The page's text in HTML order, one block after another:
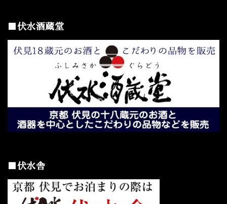
■伏水酒蔵堂
■伏水舎